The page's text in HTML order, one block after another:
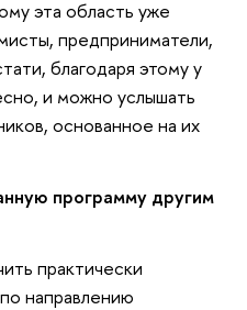
эта область уже
предприниматели,
благодаря этому у
и можно услышать
основанное на их
программу другим
практически
направлению